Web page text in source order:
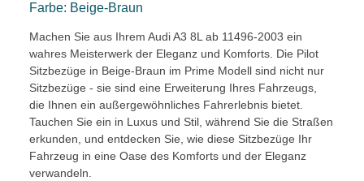
Farbe: Beige-Braun
Machen Sie aus Ihrem Audi A3 8L ab 11496-2003 ein
wahres Meisterwerk der Eleganz und Komforts. Die Pilot
Sitzbezüge in Beige-Braun im Prime Modell sind nicht nur
Sitzbezüge - sie sind eine Erweiterung Ihres Fahrzeugs,
die Ihnen ein außergewöhnliches Fahrerlebnis bietet.
Tauchen Sie ein in Luxus und Stil, während Sie die Straßen
erkunden, und entdecken Sie, wie diese Sitzbezüge Ihr
Fahrzeug in eine Oase des Komforts und der Eleganz
verwandeln.